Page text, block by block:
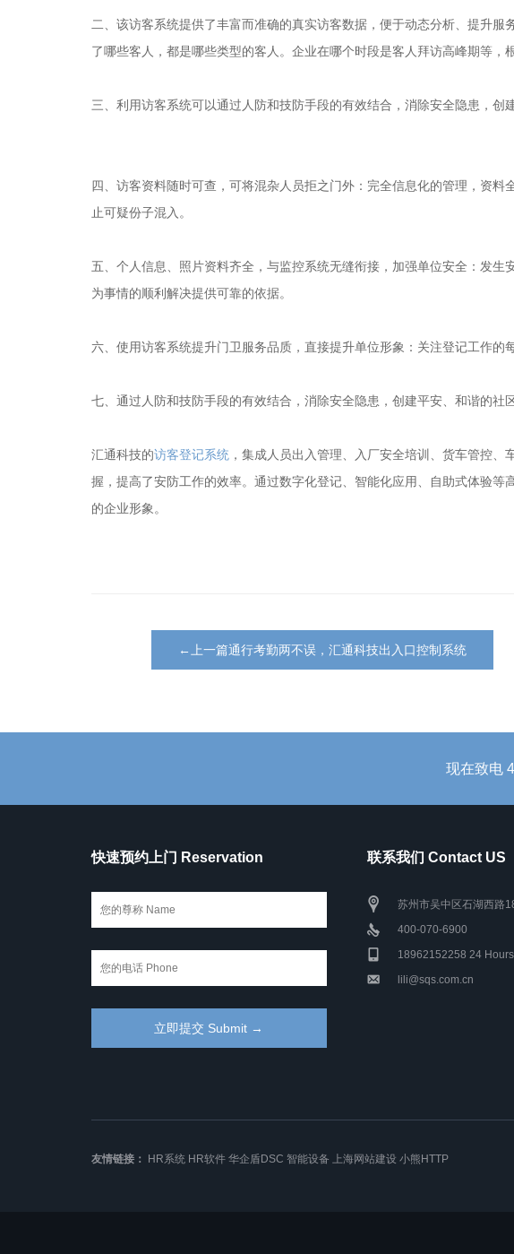
二、该访客系统提供了丰富而准确的真实访客数据，便于动态分析、提升
了哪些客人，都是哪些类型的客人。企业在哪个时段是客人拜访高峰期等，
三、利用访客系统可以通过人防和技防手段的有效结合，消除安全隐患，创
四、访客资料随时可查，可将混杂人员拒之门外：完全信息化的管理，资
止可疑份子混入。
五、个人信息、照片资料齐全，与监控系统无缝衔接，加强单位安全：发生
为事情的顺利解决提供可靠的依据。
六、使用访客系统提升门卫服务品质，直接提升单位形象：关注登记工作的
七、通过人防和技防手段的有效结合，消除安全隐患，创建平安、和谐的社
汇通科技的访客登记系统 ，集成人员出入管理、入厂安全培训、货车管控
握，提高了安防工作的效率。通过数字化登记、智能化应用、自助式体验
的企业形象。
←上一篇通行考勤两不误，汇通科技出入口控制系统
现在致电
快速预约上门 Reservation 联系我们 Contact US
苏州市吴中区石湖西路
400-070-6900
18962152258 24
lili@sqs.com.cn
友情链接： HR系统 HR软件 华企盾DSC 智能设备 上海网站建设 小熊HTTP